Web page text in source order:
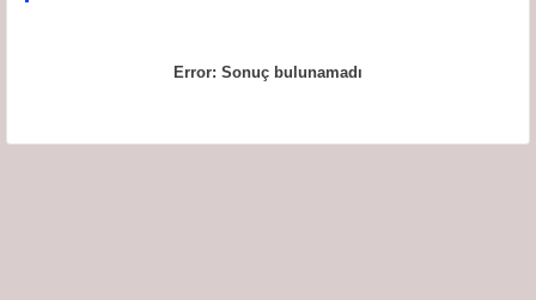
Error: Sonuç bulunamadı